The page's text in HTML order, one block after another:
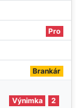
Pro
Brankár
Výnimka 2